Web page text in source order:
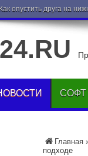
Как опустить друга на
СОФТ
Главная
подходе